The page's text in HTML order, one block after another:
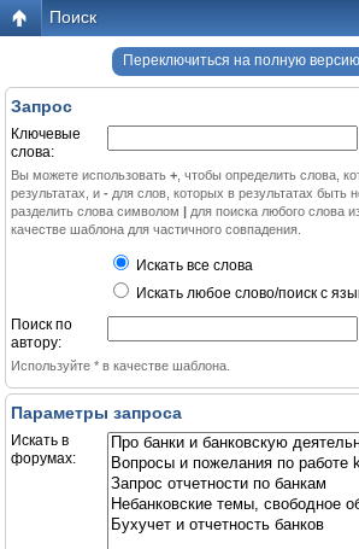
Поиск
Переключиться на полную
Запрос
Ключевые
слова:
Вы можете использовать + , чтобы определить слова,
результатах, и - для слов, которых в результатах быть
разделить слова символом | для поиска любого слова
качестве шаблона для частичного совпадения.
Искать все слова
Искать любое слово/поиск с
Поиск по
автору:
Используйте * в качестве шаблона.
Параметры запроса
Искать в
форумах: